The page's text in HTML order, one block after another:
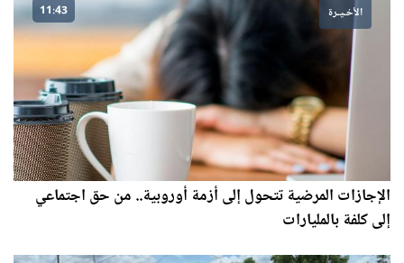
الأخـيـرة 11:43
الإجازات المرضية تتحول إلى أزمة أوروبية.. من حق اجتماعي
إلى كلفة بالمليارات